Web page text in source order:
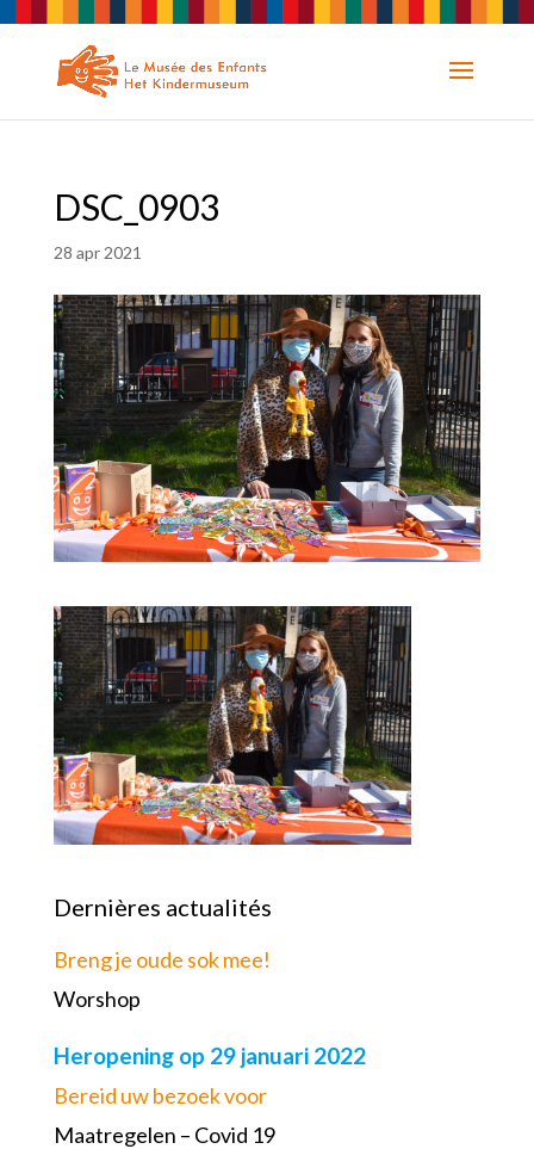
DSC_0903
28 apr 2021
Dernières actualités
Breng je oude sok mee!
Worshop
Heropening op 29 januari 2022
Bereid uw bezoek voor
Maatregelen – Covid 19